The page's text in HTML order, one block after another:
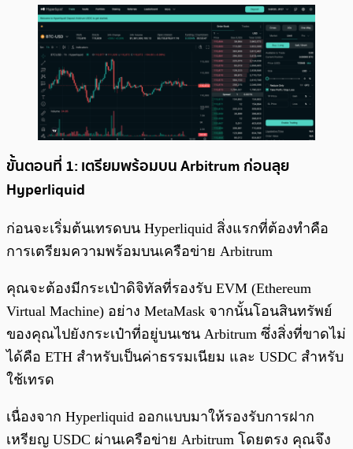
ขั้นตอนที่ 1: เตรียมพร้อมบน Arbitrum ก่อนลุย
Hyperliquid
ก่อนจะเริ่มต้นเทรดบน Hyperliquid สิ่งแรกที่ต้องทำคือ
การเตรียมความพร้อมบนเครือข่าย Arbitrum
คุณจะต้องมีกระเป๋าดิจิทัลที่รองรับ EVM (Ethereum
Virtual Machine) อย่าง MetaMask จากนั้นโอนสินทรัพย์
ของคุณไปยังกระเป๋าที่อยู่บนเชน Arbitrum ซึ่งสิ่งที่ขาดไม่
ได้คือ ETH สำหรับเป็นค่าธรรมเนียม และ USDC สำหรับ
ใช้เทรด
เนื่องจาก Hyperliquid ออกแบบมาให้รองรับการฝาก
เหรียญ USDC ผ่านเครือข่าย Arbitrum โดยตรง คุณจึง